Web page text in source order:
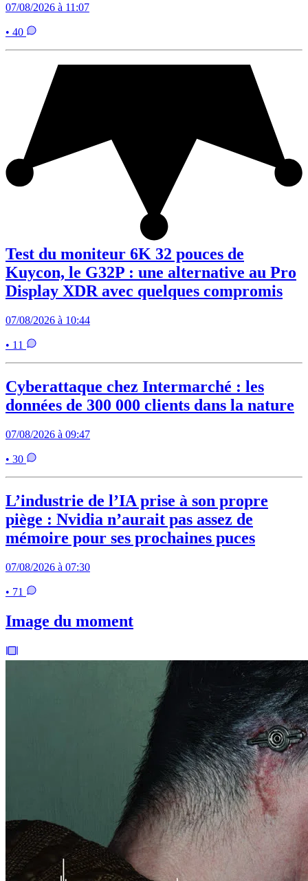
07/08/2026 à 11:07
• 40
Test du moniteur 6K 32 pouces de
Kuycon, le G32P : une alternative au Pro
Display XDR avec quelques compromis
07/08/2026 à 10:44
• 11
Cyberattaque chez Intermarché : les
données de 300 000 clients dans la nature
07/08/2026 à 09:47
• 30
L’industrie de l’IA prise à son propre
piège : Nvidia n’aurait pas assez de
mémoire pour ses prochaines puces
07/08/2026 à 07:30
• 71
Image du moment